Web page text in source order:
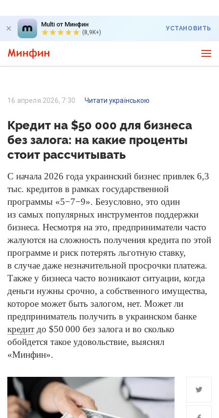
Multi от Минфин
(8,9K+)
УСТАНОВИТЬ
16 апреля 2026, 7:30 Читати українською
Кредит на $50 000 для бизнеса
без залога: на какие проценты
стоит рассчитывать
С начала 2026 года украинский бизнес привлек 6,3
тыс. кредитов в рамках государственной
программы «5−7−9». Безусловно, это один
из самых популярных инструментов поддержки
бизнеса. Несмотря на это, предприниматели часто
жалуются на сложность получения кредита по этой
программе и риск потерять льготную ставку,
в случае даже незначительной просрочки платежа.
Также у бизнеса часто возникают ситуации, когда
деньги нужны срочно, а собственного имущества,
которое может быть залогом, нет. Может ли
предприниматель получить в украинском банке
кредит до $50 000 без залога и во сколько
обойдется такое удовольствие, выяснял
«Минфин».